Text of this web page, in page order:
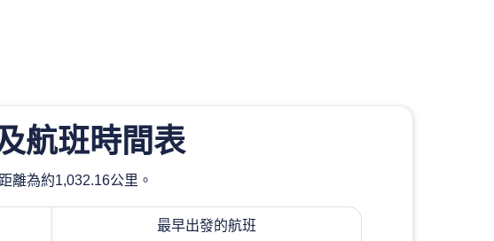
航班時間表
離為約1,032.16公里。
最早出發的航班